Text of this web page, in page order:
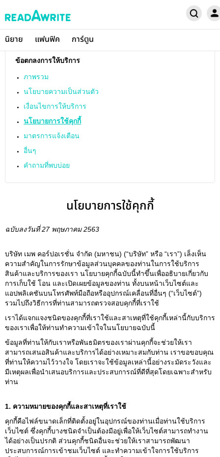
นิยาย แฟนฟิค การ์ตูน
ข้อตกลงการให้บริการ
ภาพรวม
นโยบายความเป็นส่วนตัว
เงื่อนไขการให้บริการ
นโยบายการใช้คุกกี้
มาตรการแจ้งเตือน
อื่นๆ
คำถามที่พบบ่อย
นโยบายการใช้คุกกี้
ฉบับลงวันที่ 27 พฤษภาคม 2563
บริษัท เมพ คอร์ปอเรชั่น จํากัด (มหาชน) (“บริษัท” หรือ “เรา”) เล็งเห็น
ความสําคัญในการรักษาข้อมูลส่วนบุคคลของท่านในการใช้บริการ
สินค้าและบริการของเรา นโยบายคุกกี้ฉบับนี้ทําขึ้นเพื่ออธิบายเกี่ยวกับ
การเก็บใช้ โอน และเปิดเผยข้อมูลของท่าน ทั้งบนหน้าเว็บไซต์และ
แอปพลิเคชันบนโทรศัพท์มือถือหรืออุปกรณ์เคลื่อนที่อื่นๆ (“เว็บไซต์”)
รวมไปถึงวิธีการที่ท่านสามารถตรวจสอบคุกกี้ที่เราใช้
เราได้แจกแจงชนิดของคุกกี้ที่เราใช้และสาเหตุที่ใช้คุกกี้เหล่านี้กับบริการ
ของเราเพื่อให้ท่านทําความเข้าใจในนโยบายฉบับนี้
ข้อมูลที่ท่านให้กับเราหรือพันธมิตรของเราผ่านคุกกี้จะช่วยให้เรา
สามารถเสนอสินค้าและบริการได้อย่างเหมาะสมกับท่าน เราขอขอบคุณ
ที่ท่านให้ความไว้วางใจ โดยเราจะใช้ข้อมูลเหล่านี้อย่างระมัดระวังและ
มีเหตุผลเพื่อนําเสนอบริการและประสบการณ์ที่ดีที่สุดโดยเฉพาะสําหรับ
ท่าน
1. ความหมายของคุกกี้และสาเหตุที่เราใช้
คุกกี้คือไฟล์ขนาดเล็กที่ติดตั้งอยู่ในอุปกรณ์ของท่านเมื่อท่านใช้บริการ
เว็บไซต์ ซึ่งคุกกี้บางชนิดจําเป็นต้องมีอยู่เพื่อให้เว็บไซต์สามารถทํางาน
ได้อย่างเป็นปรกติ ส่วนคุกกี้ชนิดอื่นจะช่วยให้เราสามารถพัฒนา
ประสบการณ์การเข้าชมเว็บไซต์ และทําความเข้าใจการใช้บริการ